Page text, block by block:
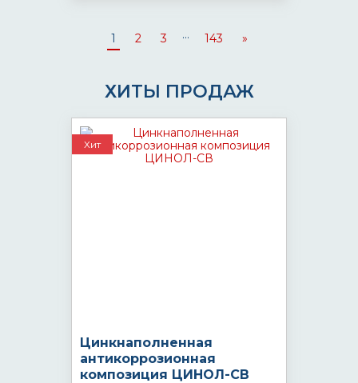
1 2 3 ... 143 »
ХИТЫ ПРОДАЖ
Хит
Цинкнаполненная
антикоррозионная
композиция ЦИНОЛ-СВ